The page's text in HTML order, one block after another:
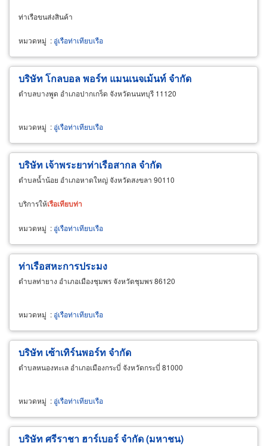
ท่าเรือขนส่งสินค้า
หมวดหมู่ : อู่เรือท่าเทียบเรือ
บริษัท โกลบอล พอร์ท แมนเนจเม้นท์ จำกัด
ตำบลบางพูด อำเภอปากเกร็ด จังหวัดนนทบุรี 11120
หมวดหมู่ : อู่เรือท่าเทียบเรือ
บริษัท เจ้าพระยาท่าเรือสากล จำกัด
ตำบลน้ำน้อย อำเภอหาดใหญ่ จังหวัดสงขลา 90110
บริการให้เรือเทียบท่า
หมวดหมู่ : อู่เรือท่าเทียบเรือ
ท่าเรือสหะการประมง
ตำบลท่ายาง อำเภอเมืองชุมพร จังหวัดชุมพร 86120
หมวดหมู่ : อู่เรือท่าเทียบเรือ
บริษัท เซ้าเทิร์นพอร์ท จำกัด
ตำบลหนองทะเล อำเภอเมืองกระบี่ จังหวัดกระบี่ 81000
หมวดหมู่ : อู่เรือท่าเทียบเรือ
บริษัท ศรีราชา ฮาร์เบอร์ จำกัด (มหาชน)